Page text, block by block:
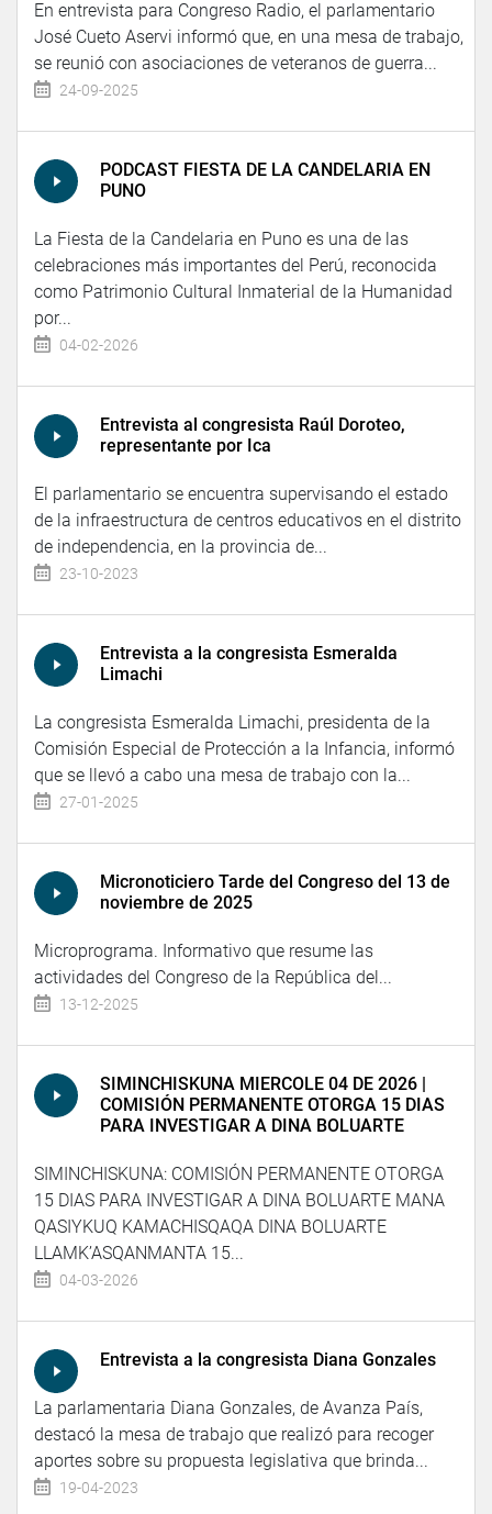
En entrevista para Congreso Radio, el parlamentario
José Cueto Aservi informó que, en una mesa de trabajo,
se reunió con asociaciones de veteranos de guerra...
24-09-2025
PODCAST FIESTA DE LA CANDELARIA EN
PUNO
La Fiesta de la Candelaria en Puno es una de las
celebraciones más importantes del Perú, reconocida
como Patrimonio Cultural Inmaterial de la Humanidad
por...
04-02-2026
Entrevista al congresista Raúl Doroteo,
representante por Ica
El parlamentario se encuentra supervisando el estado
de la infraestructura de centros educativos en el distrito
de independencia, en la provincia de...
23-10-2023
Entrevista a la congresista Esmeralda
Limachi
La congresista Esmeralda Limachi, presidenta de la
Comisión Especial de Protección a la Infancia, informó
que se llevó a cabo una mesa de trabajo con la...
27-01-2025
Micronoticiero Tarde del Congreso del 13 de
noviembre de 2025
Microprograma. Informativo que resume las
actividades del Congreso de la República del...
13-12-2025
SIMINCHISKUNA MIERCOLE 04 DE 2026 |
COMISIÓN PERMANENTE OTORGA 15 DIAS
PARA INVESTIGAR A DINA BOLUARTE
SIMINCHISKUNA: COMISIÓN PERMANENTE OTORGA
15 DIAS PARA INVESTIGAR A DINA BOLUARTE MANA
QASIYKUQ KAMACHISQAQA DINA BOLUARTE
LLAMK’ASQANMANTA 15...
04-03-2026
Entrevista a la congresista Diana Gonzales
La parlamentaria Diana Gonzales, de Avanza País,
destacó la mesa de trabajo que realizó para recoger
aportes sobre su propuesta legislativa que brinda...
19-04-2023